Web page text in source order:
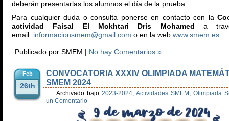
deberán presentarlas los alumnos el día de la prueba.
Para cualquier duda o consulta ponerse en contacto con la
actividad Faisal El Mokhtari Dris Mohamed
a
email: informacionsmem@gmail.com o en la web www.smem.es.
Publicado por SMEM | No hay Comentarios »
Feb
26th
CONVOCATORIA XXXIV OLIMPIADA
SMEM 2024
Archivado bajo 2023-2024, Actividades SMEM , Olimpiada
un Comentario